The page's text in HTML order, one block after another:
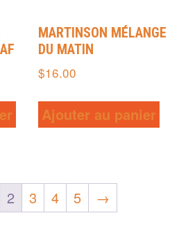
MARTINSON MÉLANGE
DU MATIN
$16.00
Ajouter au panier
2 3 4 5 →